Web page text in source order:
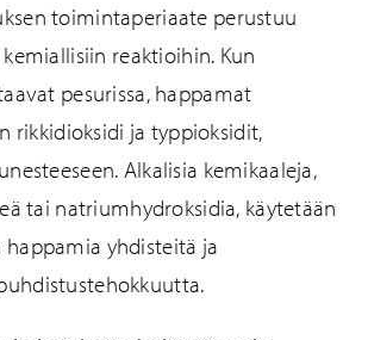
toimintaperiaate perustuu
reaktioihin. Kun
pesurissa, happamat
rikkidioksidi ja typpioksidit,
Alkalisia kemikaaleja,
tai natriumhydroksidia, käytetään
yhdisteitä ja